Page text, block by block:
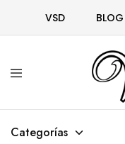
VSD BLOG
Vsd
Ropa
complementos
Categorías